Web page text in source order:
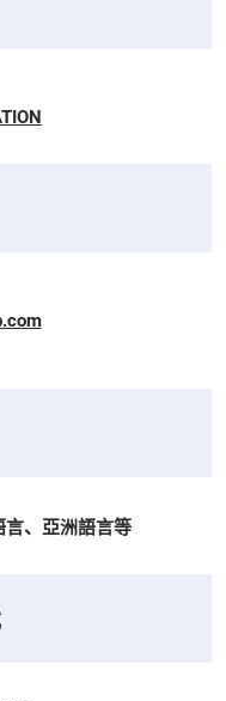
、亞洲語言等